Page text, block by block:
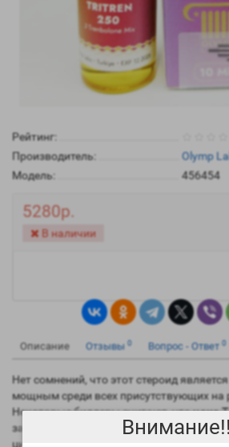
Рейтинг:
Производитель:
Olymp
Модель:
456454
5280р.
В наличии
Описание Отзывы 0 Вопрос - Ответ 0
Нет сомнений, что этот стероид
мощным среди всех присутствующих на
Некоторые билдеры считают, чтоцена
завышена, но после первого же
цикла препарата мнение меняется на